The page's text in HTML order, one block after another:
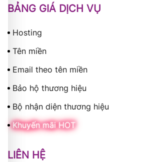
BẢNG GIÁ DỊCH VỤ
Hosting
Tên miền
Email theo tên miền
Bảo hộ thương hiệu
Bộ nhận diện thương hiệu
Khuyến mãi HOT
LIÊN HỆ